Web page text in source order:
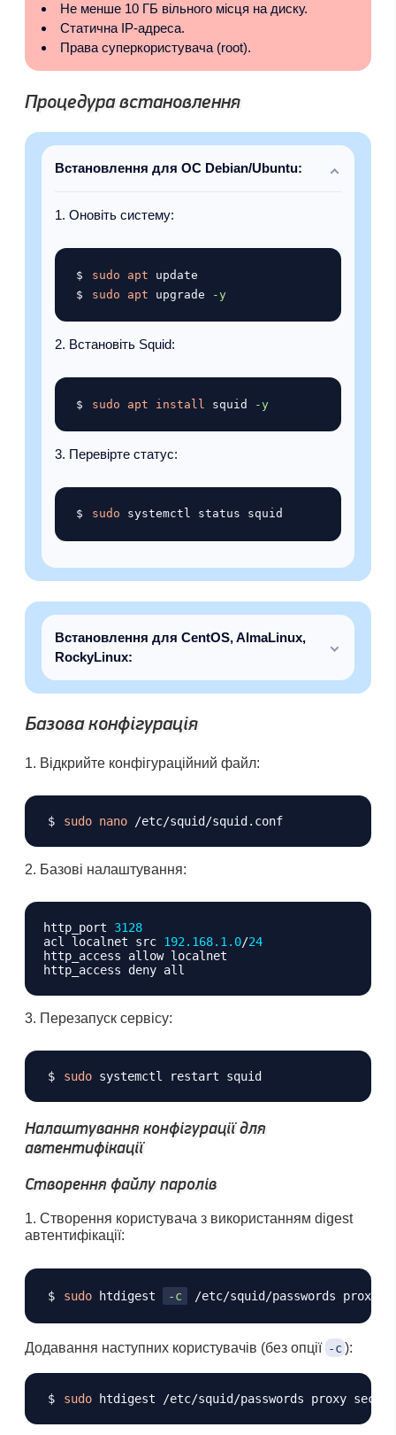
Не менше 10 ГБ вільного місця на диску.
Статична IP-адреса.
Права суперкористувача (root).
Процедура встановлення
Встановлення для ОС Debian/Ubuntu:
Оновіть систему:
sudo apt
sudo
apt upgrade -y
Встановіть Squid:
sudo apt install squid -yКопіювати
Перевірте статус:
sudo Копіювати
Встановлення для CentOS, AlmaLinux,
RockyLinux:
Базова конфігурація
Відкрийте конфігураційний файл:
sudo nano
Базові налаштування:
http_port 3128
acl localnet src 192.168.1 .0/24
http_access allow localnet
Перезапуск сервісу:
sudo
Налаштування конфігурації для
автентифікації
Створення файлу паролів
Створення користувача з використанням digest
автентифікації:
sudo htdigest -c Копіювати
Додавання наступних користувачів (без опції -c ):
sudo Копіювати